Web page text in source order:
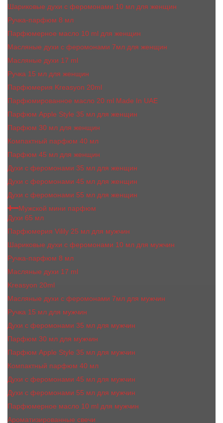
Шариковые духи с феромонами 10 мл для женщин
Ручка-парфюм 8 мл
Парфюмерное масло 10 ml для женщин
Масляные духи c феромонами 7мл для женщин
Масляные духи 17 ml
Ручка 15 мл для женщин
Парфюмерия Kreasyon 20ml
Парфюмированное масло 20 ml Made In UAE
Парфюм Apple Style 35 мл для женщин
Парфюм 30 мл для женщин
Компактный парфюм 40 мл
Парфюм 45 мл для женщин
Духи с феромонами 35 мл для женщин
Духи с феромонами 45 мл для женщин
Духи с феромонами 55 мл для женщин
Мужской мини парфюм
Духи 65 мл
Парфюмерия Vilily 25 мл для мужчин
Шариковые духи с феромонами 10 мл для мужчин
Ручка-парфюм 8 мл
Масляные духи 17 ml
Kreasyon 20ml
Масляные духи c феромонами 7мл для мужчин
Ручка 15 мл для мужчин
Духи с феромонами 35 мл для мужчин
Парфюм 30 мл для мужчин
Парфюм Apple Style 35 мл для мужчин
Компактный парфюм 40 мл
Духи с феромонами 45 мл для мужчин
Духи с феромонами 55 мл для мужчин
Парфюмерное масло 10 ml для мужчин
Ароматизированные свечи